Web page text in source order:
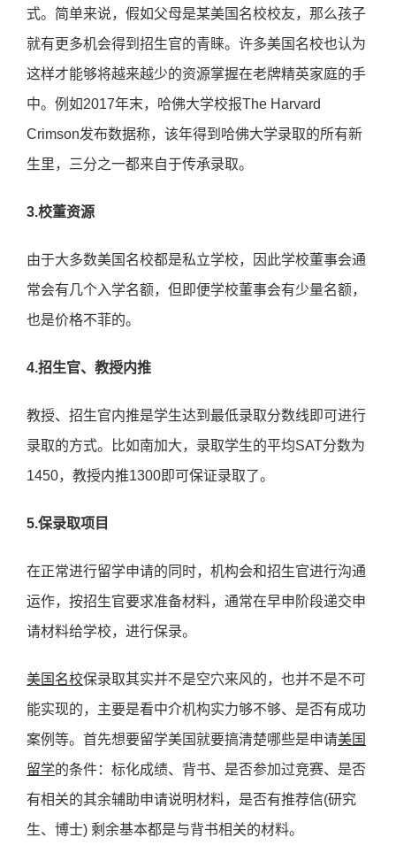
式。简单来说，假如父母是某美国名校校友，那么孩子
就有更多机会得到招生官的青睐。许多美国名校也认为
这样才能够将越来越少的资源掌握在老牌精英家庭的手
中。例如2017年末，哈佛大学校报The Harvard
Crimson发布数据称，该年得到哈佛大学录取的所有新
生里，三分之一都来自于传承录取。
3.校董资源
由于大多数美国名校都是私立学校，因此学校董事会通
常会有几个入学名额，但即便学校董事会有少量名额，
也是价格不菲的。
4.招生官、教授内推
教授、招生官内推是学生达到最低录取分数线即可进行
录取的方式。比如南加大，录取学生的平均SAT分数为
1450，教授内推1300即可保证录取了。
5.保录取项目
在正常进行留学申请的同时，机构会和招生官进行沟通
运作，按招生官要求准备材料，通常在早申阶段递交申
请材料给学校，进行保录。
美国名校保录取其实并不是空穴来风的，也并不是不可
能实现的，主要是看中介机构实力够不够、是否有成功
案例等。首先想要留学美国就要搞清楚哪些是申请美国
留学的条件：标化成绩、背书、是否参加过竞赛、是否
有相关的其余辅助申请说明材料，是否有推荐信(研究
生、博士) 剩余基本都是与背书相关的材料。